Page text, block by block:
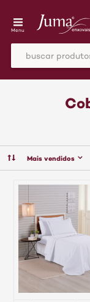
Menu
Mais vendidos